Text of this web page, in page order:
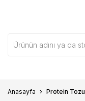
Anasayfa Protein Tozu